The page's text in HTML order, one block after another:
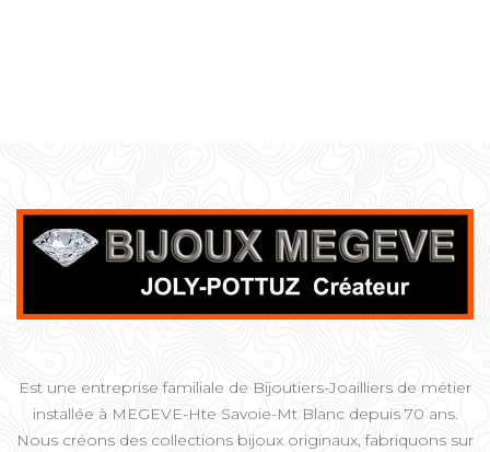
Est une entreprise familiale de Bijoutiers-Joailliers de métier
installée à MEGEVE-Hte Savoie-Mt Blanc depuis 70 ans.
Nous créons des collections bijoux originaux, fabriquons sur